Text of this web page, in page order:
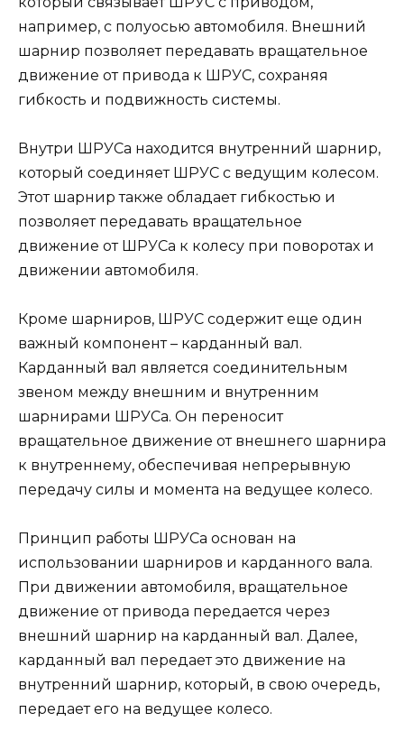
например, с полуосью автомобиля. Внешний
шарнир позволяет передавать вращательное
движение от привода к ШРУС, сохраняя
гибкость и подвижность системы.
Внутри ШРУСа находится внутренний шарнир,
который соединяет ШРУС с ведущим колесом.
Этот шарнир также обладает гибкостью и
позволяет передавать вращательное
движение от ШРУСа к колесу при поворотах и
движении автомобиля.
Кроме шарниров, ШРУС содержит еще один
важный компонент – карданный вал.
Карданный вал является соединительным
звеном между внешним и внутренним
шарнирами ШРУСа. Он переносит
вращательное движение от внешнего шарнира
к внутреннему, обеспечивая непрерывную
передачу силы и момента на ведущее колесо.
Принцип работы ШРУСа основан на
использовании шарниров и карданного вала.
При движении автомобиля, вращательное
движение от привода передается через
внешний шарнир на карданный вал. Далее,
карданный вал передает это движение на
внутренний шарнир, который, в свою очередь,
передает его на ведущее колесо.